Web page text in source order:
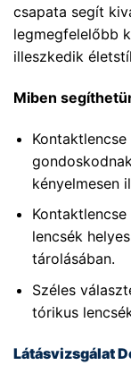
csapata segít
legmegfelelőbb
illeszkedik
Miben
kényelmesen
lencsék
tárolásában.
Széles
tórikus
Látásvizsgálat